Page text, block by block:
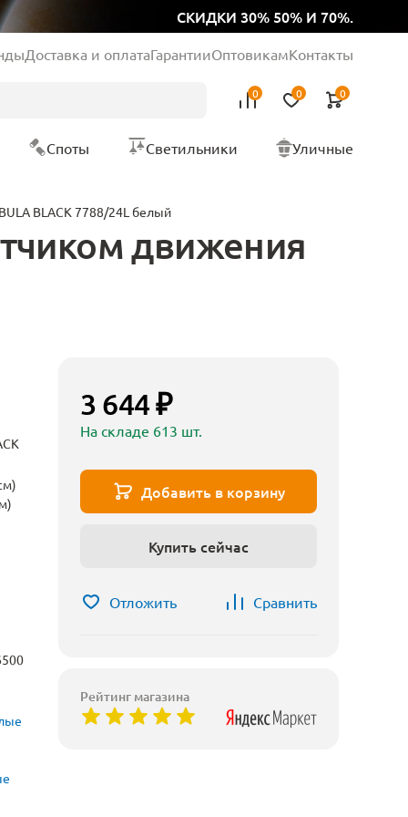
СКИДКИ 30% 50% И 70%.
Доставка и оплатаГарантииОптовикамКонтакты
0 0 0
Споты Светильники Уличные
BLACK 7788/24L белый
движения
3 644 ₽
На складе 613 шт.
Добавить в корзину
Купить сейчас
Отложить Сравнить
Рейтинг магазина